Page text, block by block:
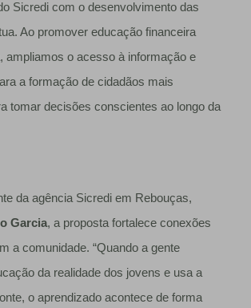
Sicredi com o desenvolvimento das
Ao promover educação financeira
ampliamos o acesso à informação e
a formação de cidadãos mais
tomar decisões conscientes ao longo da
da agência Sicredi em Rebouças,
Garcia, a proposta fortalece conexões
a comunidade. “Quando a gente
da realidade dos jovens e usa a
o aprendizado acontece de forma